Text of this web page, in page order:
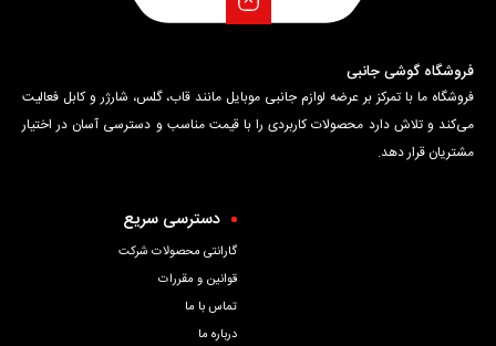
فروشگاه گوشی جانبی
فروشگاه ما با تمرکز بر عرضه لوازم جانبی موبایل مانند قاب، گلس، شارژر و کابل فعالیت
می‌کند و تلاش دارد محصولات کاربردی را با قیمت مناسب و دسترسی آسان در اختیار
مشتریان قرار دهد.
دسترسی سریع
گارانتی محصولات شرکت
قوانین و مقررات
تماس با ما
درباره ما